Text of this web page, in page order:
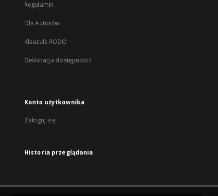
Regulamin
Dla Autorów
Klauzula RODO
Deklaracja dostępności
Konto użytkownika
Zaloguj się
Historia przeglądania